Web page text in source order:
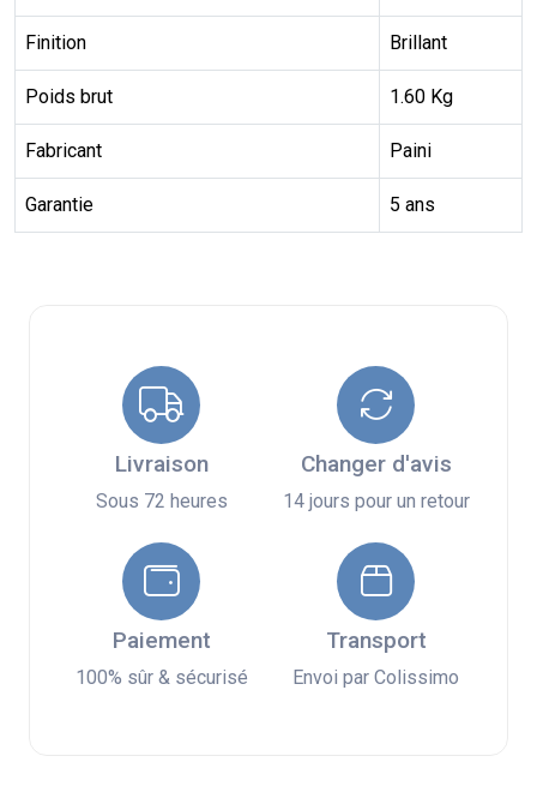
Finition Brillant
Poids brut 1.60 Kg
Fabricant Paini
Garantie 5 ans
Livraison
Sous 72 heures
Changer d'avis
14 jours pour un retour
Paiement
100% sûr & sécurisé
Transport
Envoi par Colissimo